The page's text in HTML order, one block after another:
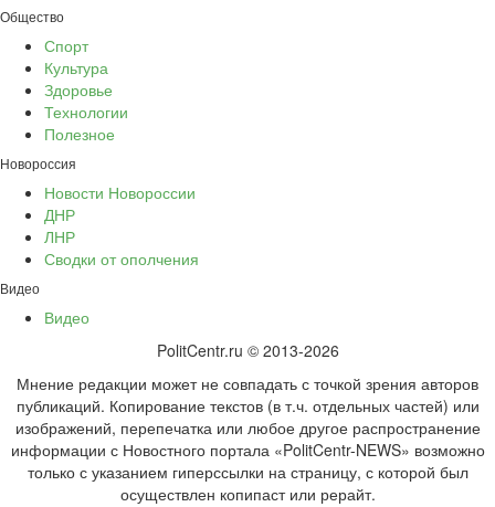
Общество
Спорт
Культура
Здоровье
Технологии
Полезное
Новороссия
Новости Новороссии
ДНР
ЛНР
Сводки от ополчения
Видео
Видео
PolitCentr.ru © 2013-2026
Мнение редакции может не совпадать с точкой зрения авторов
публикаций. Копирование текстов (в т.ч. отдельных частей) или
изображений, перепечатка или любое другое распространение
информации с Новостного портала «PolitCentr-NEWS» возможно
только с указанием гиперссылки на страницу, с которой был
осуществлен копипаст или рерайт.